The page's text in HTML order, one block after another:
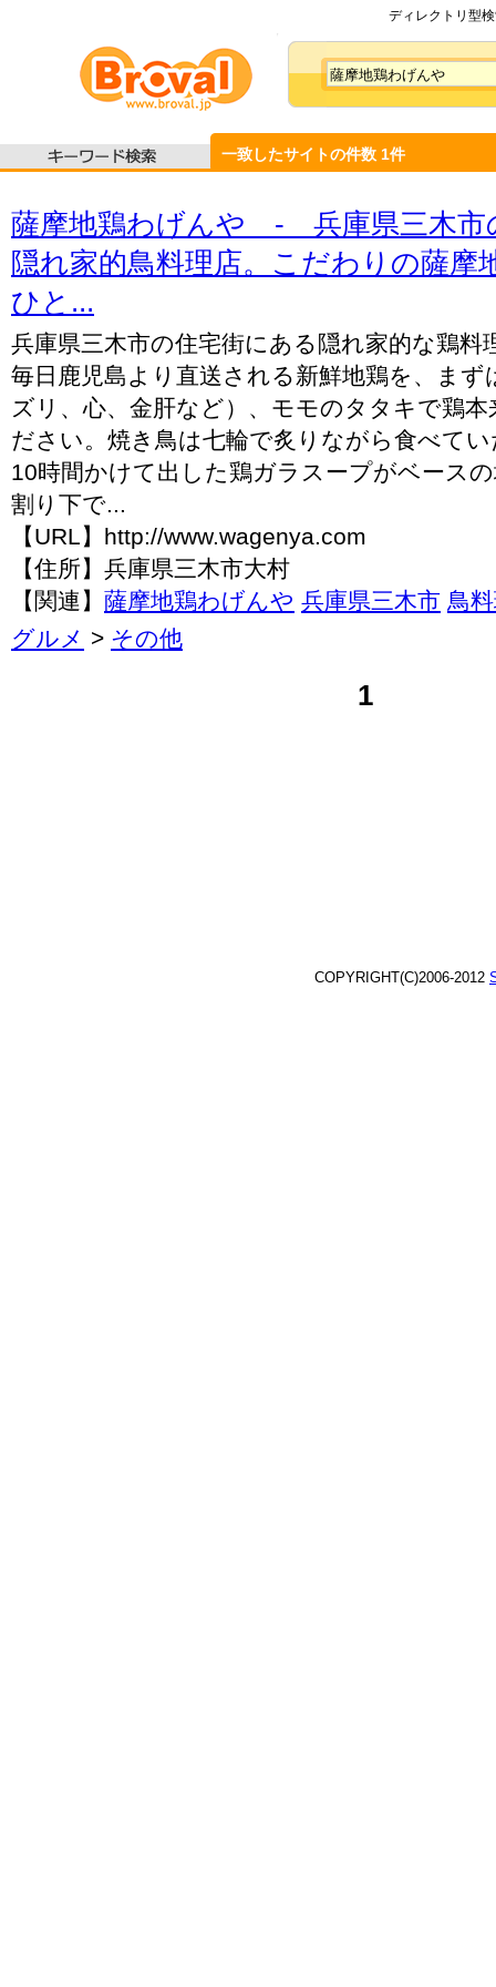
ディレクトリ型
一致したサイトの件数 1件
薩摩地鶏わげんや - 兵庫県三木市
隠れ家的鳥料理店。こだわりの薩摩
ひと...
兵庫県三木市の住宅街にある隠れ家的な鶏料
毎日鹿児島より直送される新鮮地鶏を、まず
ズリ、心、金肝など）、モモのタタキで鶏
ださい。焼き鳥は七輪で炙りながら食べて
10時間かけて出した鶏ガラスープがベース
割り下で...
【URL】http://www.wagenya.com
【住所】兵庫県三木市大村
【関連】 薩摩地鶏わげんや 兵庫県三木市 鳥
グルメ > その他
1
COPYRIGHT(C)2006-2012